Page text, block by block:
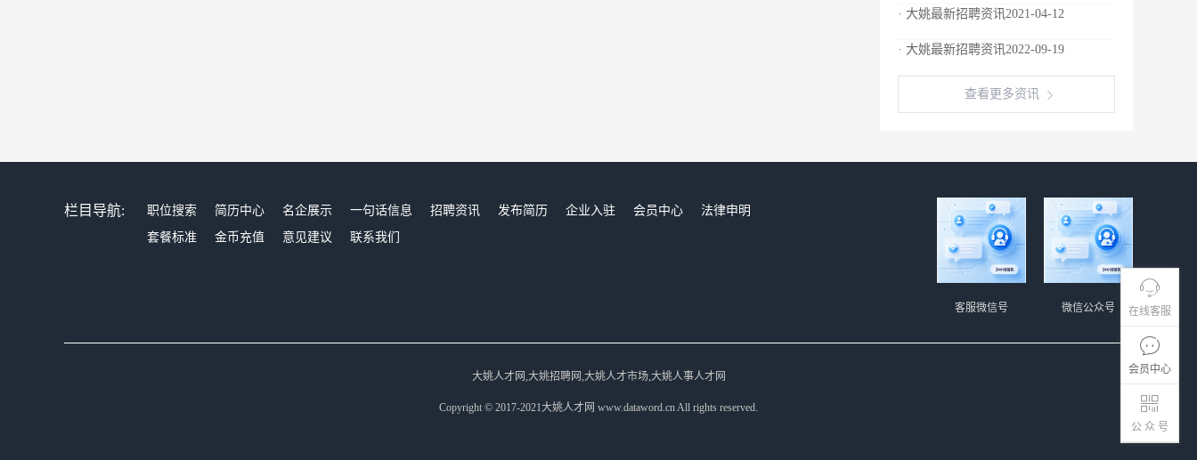
在线客服
会员中心
公 众 号
· 大姚最新招聘资讯2021-04-12
· 大姚最新招聘资讯2022-09-19
查看更多资讯
栏目导航: 职位搜索 简历中心 名企展示 一句话信息 招聘资讯 发布简历 企业入驻 会员中心
法律申明
套餐标准
金币充值 意见建议 联系我们
微信公众号
客服微信号
大姚人才网,大姚招聘网,大姚人才市场,大姚人事人才网
Copyright © 2017-2021大姚人才网 www.dataword.cn All rights reserved.